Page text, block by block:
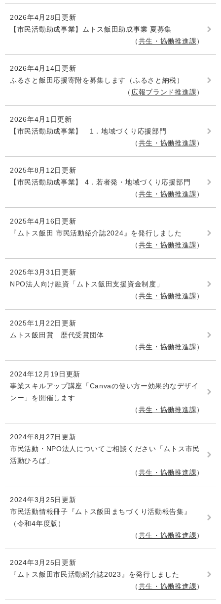
2026年4月28日更新
【市民活動助成事業】ムトス飯田助成事業 夏募集
共生・協働推進課
2026年4月14日更新
ふるさと飯田応援寄附を募集します（ふるさと納税）
広報ブランド推進課
2026年4月1日更新
【市民活動助成事業】 1．地域づくり応援部門
共生・協働推進課
2025年8月12日更新
【市民活動助成事業】 4．若者発・地域づくり応援部門
共生・協働推進課
2025年4月16日更新
『ムトス飯田 市民活動紹介誌2024』を発行しました
共生・協働推進課
2025年3月31日更新
NPO法人向け融資「ムトス飯田支援資金制度」
共生・協働推進課
2025年1月22日更新
ムトス飯田賞 歴代受賞団体
共生・協働推進課
2024年12月19日更新
事業スキルアップ講座「Canvaの使い方ー効果的なデザイ
ンー」を開催します
共生・協働推進課
2024年8月27日更新
市民活動・NPO法人についてご相談ください「ムトス市民
活動ひろば」
共生・協働推進課
2024年3月25日更新
市民活動情報冊子『ムトス飯田まちづくり活動報告集』
（令和4年度版）
共生・協働推進課
2024年3月25日更新
『ムトス飯田市民活動紹介誌2023』を発行しました
共生・協働推進課